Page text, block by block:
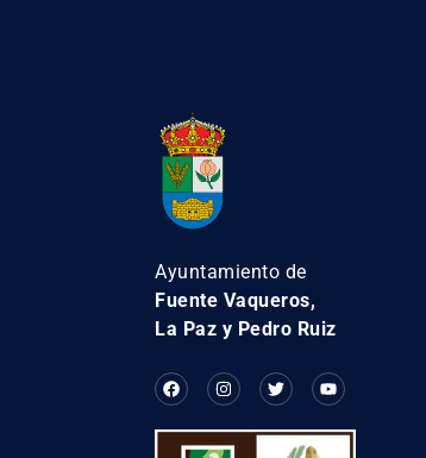
Ayuntamiento de
Fuente Vaqueros,
La Paz y Pedro Ruiz